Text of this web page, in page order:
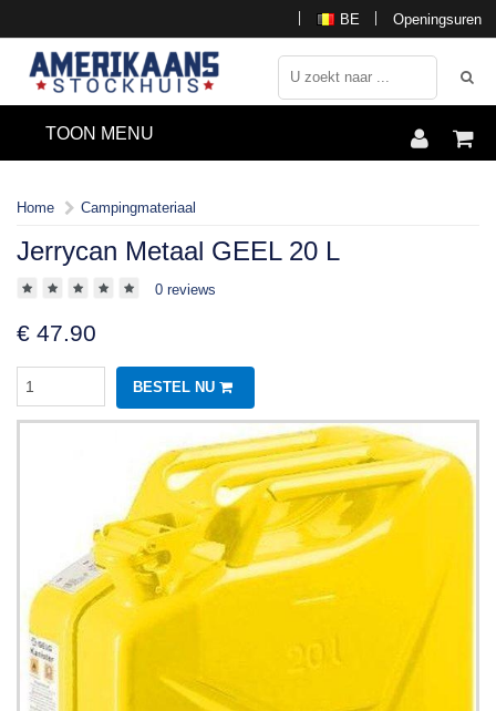
Openingsuren
BE
TOON MENU
Home Campingmateriaal
Jerrycan Metaal GEEL 20 L
0 reviews
€ 47.90
BESTEL NU